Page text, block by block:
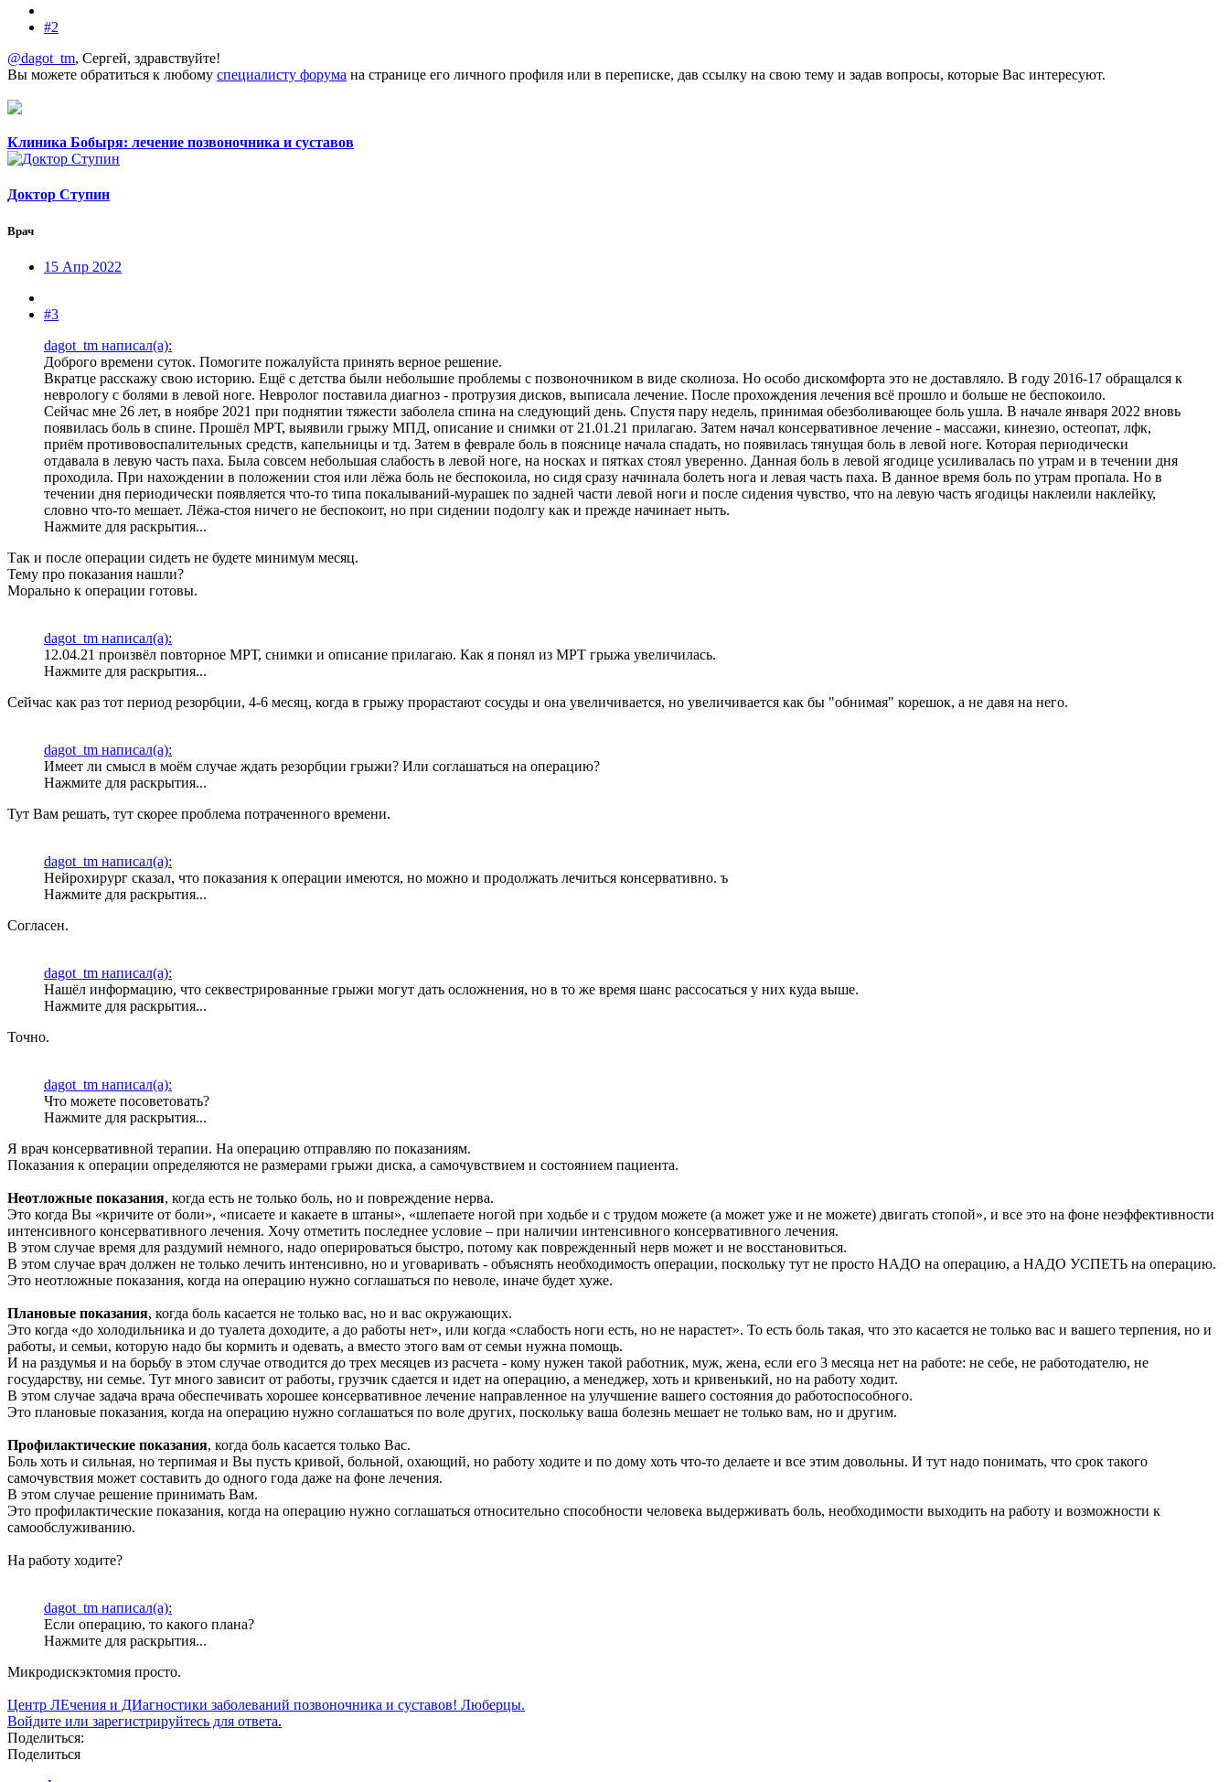
#2
@dagot_tm, Сергей, здравствуйте!
Вы можете обратиться к любому специалисту форума на странице его личного профиля или в переписке, дав ссылку на свою тему и задав вопросы, которые Вас интересуют.
Клиника Бобыря: лечение позвоночника и суставов
Доктор Ступин
Врач
15 Апр 2022
#3
dagot_tm написал(а):
Доброго времени суток. Помогите пожалуйста принять верное решение.
Вкратце расскажу свою историю. Ещё с детства были небольшие проблемы с позвоночником в виде сколиоза. Но особо дискомфорта это не доставляло. В году 2016-17 обращался к
неврологу с болями в левой ноге. Невролог поставила диагноз - протрузия дисков, выписала лечение. После прохождения лечения всё прошло и больше не беспокоило.
Сейчас мне 26 лет, в ноябре 2021 при поднятии тяжести заболела спина на следующий день. Спустя пару недель, принимая обезболивающее боль ушла. В начале января 2022 вновь
появилась боль в спине. Прошёл МРТ, выявили грыжу МПД, описание и снимки от 21.01.21 прилагаю. Затем начал консервативное лечение - массажи, кинезио, остеопат, лфк,
приём противовоспалительных средств, капельницы и тд. Затем в феврале боль в пояснице начала спадать, но появилась тянущая боль в левой ноге. Которая периодически
отдавала в левую часть паха. Была совсем небольшая слабость в левой ноге, на носках и пятках стоял уверенно. Данная боль в левой ягодице усиливалась по утрам и в течении дня
проходила. При нахождении в положении стоя или лёжа боль не беспокоила, но сидя сразу начинала болеть нога и левая часть паха. В данное время боль по утрам пропала. Но в
течении дня периодически появляется что-то типа покалываний-мурашек по задней части левой ноги и после сидения чувство, что на левую часть ягодицы наклеили наклейку,
словно что-то мешает. Лёжа-стоя ничего не беспокоит, но при сидении подолгу как и прежде начинает ныть.
Нажмите для раскрытия...
Так и после операции сидеть не будете минимум месяц.
Тему про показания нашли?
Морально к операции готовы.
dagot_tm написал(а):
12.04.21 произвёл повторное МРТ, снимки и описание прилагаю. Как я понял из МРТ грыжа увеличилась.
Нажмите для раскрытия...
Сейчас как раз тот период резорбции, 4-6 месяц, когда в грыжу прорастают сосуды и она увеличивается, но увеличивается как бы "обнимая" корешок, а не давя на него.
dagot_tm написал(а):
Имеет ли смысл в моём случае ждать резорбции грыжи? Или соглашаться на операцию?
Нажмите для раскрытия...
Тут Вам решать, тут скорее проблема потраченного времени.
dagot_tm написал(а):
Нейрохирург сказал, что показания к операции имеются, но можно и продолжать лечиться консервативно. ъ
Нажмите для раскрытия...
Согласен.
dagot_tm написал(а):
Нашёл информацию, что секвестрированные грыжи могут дать осложнения, но в то же время шанс рассосаться у них куда выше.
Нажмите для раскрытия...
Точно.
dagot_tm написал(а):
Что можете посоветовать?
Нажмите для раскрытия...
Я врач консервативной терапии. На операцию отправляю по показаниям.
Показания к операции определяются не размерами грыжи диска, а самочувствием и состоянием пациента.
Неотложные показания, когда есть не только боль, но и повреждение нерва.
Это когда Вы «кричите от боли», «писаете и какаете в штаны», «шлепаете ногой при ходьбе и с трудом можете (а может уже и не можете) двигать стопой», и все это на фоне неэффективности
интенсивного консервативного лечения. Хочу отметить последнее условие – при наличии интенсивного консервативного лечения.
В этом случае время для раздумий немного, надо оперироваться быстро, потому как поврежденный нерв может и не восстановиться.
В этом случае врач должен не только лечить интенсивно, но и уговаривать - объяснять необходимость операции, поскольку тут не просто НАДО на операцию, а НАДО УСПЕТЬ на операцию.
Это неотложные показания, когда на операцию нужно соглашаться по неволе, иначе будет хуже.
Плановые показания, когда боль касается не только вас, но и вас окружающих.
Это когда «до холодильника и до туалета доходите, а до работы нет», или когда «слабость ноги есть, но не нарастет». То есть боль такая, что это касается не только вас и вашего терпения, но и
работы, и семьи, которую надо бы кормить и одевать, а вместо этого вам от семьи нужна помощь.
И на раздумья и на борьбу в этом случае отводится до трех месяцев из расчета - кому нужен такой работник, муж, жена, если его 3 месяца нет на работе: не себе, не работодателю, не
государству, ни семье. Тут много зависит от работы, грузчик сдается и идет на операцию, а менеджер, хоть и кривенький, но на работу ходит.
В этом случае задача врача обеспечивать хорошее консервативное лечение направленное на улучшение вашего состояния до работоспособного.
Это плановые показания, когда на операцию нужно соглашаться по воле других, поскольку ваша болезнь мешает не только вам, но и другим.
Профилактические показания, когда боль касается только Вас.
Боль хоть и сильная, но терпимая и Вы пусть кривой, больной, охающий, но работу ходите и по дому хоть что-то делаете и все этим довольны. И тут надо понимать, что срок такого
самочувствия может составить до одного года даже на фоне лечения.
В этом случае решение принимать Вам.
Это профилактические показания, когда на операцию нужно соглашаться относительно способности человека выдерживать боль, необходимости выходить на работу и возможности к
самообслуживанию.
На работу ходите?
dagot_tm написал(а):
Если операцию, то какого плана?
Нажмите для раскрытия...
Микродискэктомия просто.
Центр ЛЕчения и ДИагностики заболеваний позвоночника и суставов! Люберцы.
Войдите или зарегистрируйтесь для ответа.
Поделиться:
Поделиться